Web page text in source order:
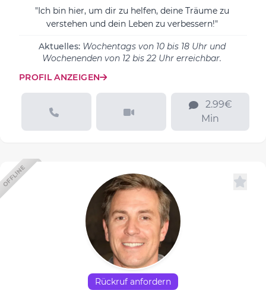
"Ich bin hier, um dir zu helfen, deine Träume zu
verstehen und dein Leben zu verbessern!"
Aktuelles: Wochentags von 10 bis 18 Uhr und
Wochenenden von 12 bis 22 Uhr erreichbar.
PROFIL ANZEIGEN
Min
OFFLINE
Rückruf anfordern